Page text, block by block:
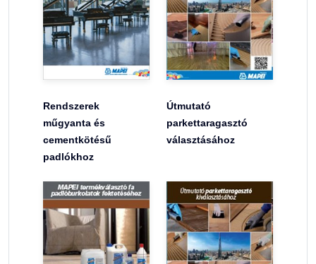
Rendszerek
műgyanta és
cementkötésű
padlókhoz
Útmutató
parkettaragasztó
választásához